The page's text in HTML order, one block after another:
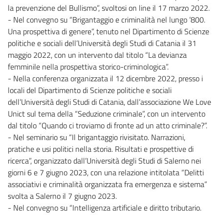
la prevenzione del Bullismo”, svoltosi on line il 17 marzo 2022.
- Nel convegno su “Brigantaggio e criminalità nel lungo ’800.
Una prospettiva di genere”, tenuto nel Dipartimento di Scienze
politiche e sociali dell’Università degli Studi di Catania il 31
maggio 2022, con un intervento dal titolo “La devianza
femminile nella prospettiva storico-criminologica”.
- Nella conferenza organizzata il 12 dicembre 2022, presso i
locali del Dipartimento di Scienze politiche e sociali
dell’Università degli Studi di Catania, dall’associazione We Love
Unict sul tema della “Seduzione criminale”, con un intervento
dal titolo “Quando ci troviamo di fronte ad un atto criminale?”.
- Nel seminario su “Il brigantaggio rivisitato. Narrazioni,
pratiche e usi politici nella storia. Risultati e prospettive di
ricerca”, organizzato dall’Università degli Studi di Salerno nei
giorni 6 e 7 giugno 2023, con una relazione intitolata “Delitti
associativi e criminalità organizzata fra emergenza e sistema”
svolta a Salerno il 7 giugno 2023.
- Nel convegno su “Intelligenza artificiale e diritto tributario.